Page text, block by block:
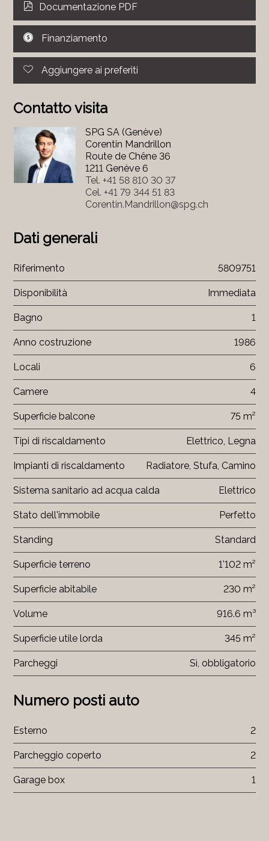
Documentazione PDF
Finanziamento
Aggiungere ai preferiti
Contatto visita
SPG SA (Genève)
Corentin Mandrillon
Route de Chêne 36
1211 Genève 6
Tel. +41 58 810 30 37
Cel. +41 79 344 51 83
Corentin.Mandrillon@spg.ch
Dati generali
Riferimento 5809751
Disponibilità Immediata
Bagno 1
Anno costruzione 1986
Locali 6
Camere 4
Superficie balcone 75 m²
Tipi di riscaldamento Elettrico, Legna
Impianti di riscaldamento Radiatore, Stufa, Camino
Sistema sanitario ad acqua calda Elettrico
Stato dell'immobile Perfetto
Standing Standard
Superficie terreno 1'102 m²
Superficie abitabile 230 m²
Volume 916.6 m³
Superficie utile lorda 345 m²
Parcheggi Sì, obbligatorio
Numero posti auto
Esterno 2
Parcheggio coperto 2
Garage box 1